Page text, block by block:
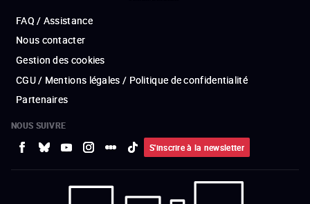
FAQ / Assistance
Nous contacter
Gestion des cookies
CGU / Mentions légales / Politique de confidentialité
Partenaires
NOUS SUIVRE
S'inscrire à la newsletter